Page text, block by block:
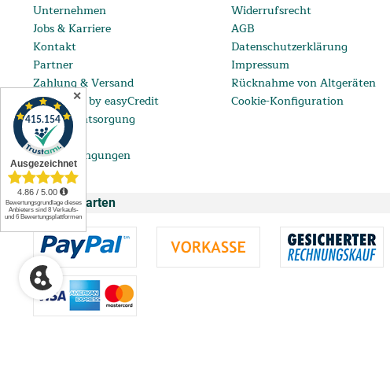
Unternehmen
Jobs & Karriere
Kontakt
Partner
Zahlung & Versand
ratenkauf by easyCredit
Batterieentsorgung
FAQ
Lieferbedingungen
Widerrufsrecht
AGB
Datenschutzerklärung
Impressum
Rücknahme von Altgeräten
Cookie-Konfiguration
Zahlungsarten
✕